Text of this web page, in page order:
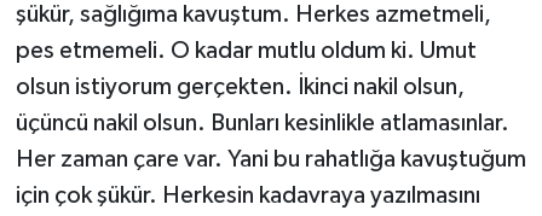
şükür, sağlığıma kavuştum. Herkes azmetmeli,
pes etmemeli. O kadar mutlu oldum ki. Umut
olsun istiyorum gerçekten. İkinci nakil olsun,
üçüncü nakil olsun. Bunları kesinlikle atlamasınlar.
Her zaman çare var. Yani bu rahatlığa kavuştuğum
için çok şükür. Herkesin kadavraya yazılmasını